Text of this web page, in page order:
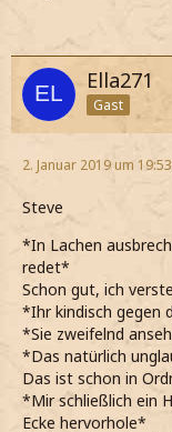
Ella271
Gast
2. Januar 2019 um 19:53
Steve
*In Lachen
redet*
Schon gut, ich
*Ihr kindisch gegen
*Sie zweifelnd
*Das natürlich
Das ist schon in
*Mir schließlich ein
Ecke hervorhole*